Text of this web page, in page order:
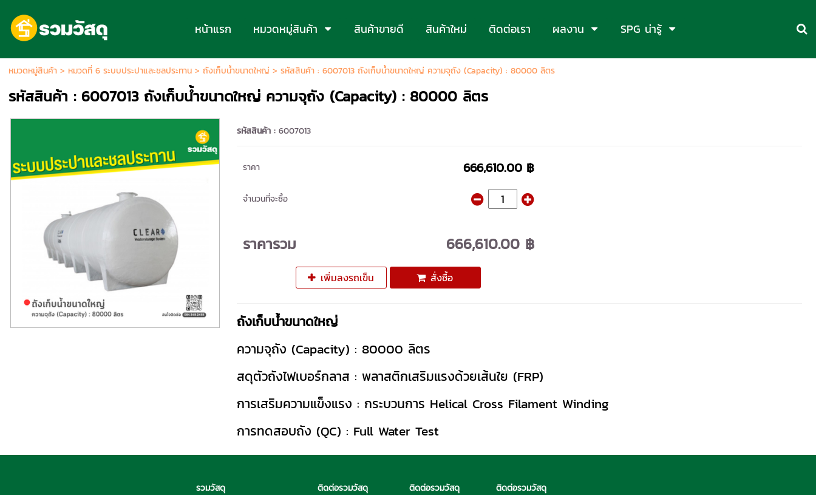
หน้าแรก หมวดหมู่สินค้า สินค้าขายดี สินค้าใหม่ ติดต่อเรา ผลงาน SPG น่ารู้
หมวดหมู่สินค้า> หมวดที่ 6 ระบบประปาและชลประทาน> ถังเก็บน้ำขนาดใหญ่ > รหัสสินค้า : 6007013 ถังเก็บน้ำขนาดใหญ่ ความจุถัง (Capacity) : 80000 ลิตร
รหัสสินค้า : 6007013 ถังเก็บน้ำขนาดใหญ่ ความจุถัง (Capacity) : 80000 ลิตร
รหัสสินค้า : 6007013
ราคา 666,610.00 ฿
จำนวนที่จะซื้อ
ราคารวม 666,610.00 ฿
เพิ่มลงรถเข็น สั่งซื้อ
ถังเก็บน้ำขนาดใหญ่
ความจุถัง (Capacity) : 80000 ลิตร
สดุตัวถังไฟเบอร์กลาส : พลาสติกเสริมแรงด้วยเส้นใย (FRP)
การเสริมความแข็งแรง : กระบวนการ Helical Cross Filament Winding
การทดสอบถัง (QC) : Full Water Test
รวมวัสดุ ติดต่อรวมวัสดุ ติดต่อรวมวัสดุ
ติดต่อรวมวัสดุ